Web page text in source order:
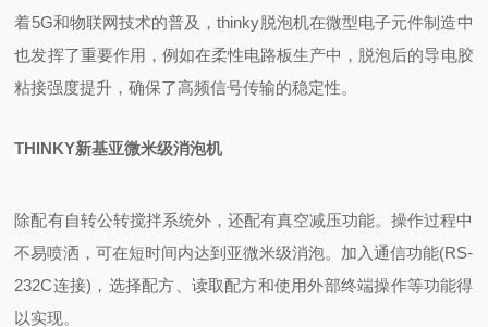
着5G和物联网技术的普及，thinky脱泡机在微型电子元件制造中
也发挥了重要作用，例如在柔性电路板生产中，脱泡后的导电胶
粘接强度提升，确保了高频信号传输的稳定性。
THINKY新基亚微米级消泡机
除配有自转公转搅拌系统外，还配有真空减压功能。操作过程中
不易喷洒，可在短时间内达到亚微米级消泡。 加入通信功能(RS-
232C连接)，选择配方、读取配方和使用外部终端操作等功能得
以实现。